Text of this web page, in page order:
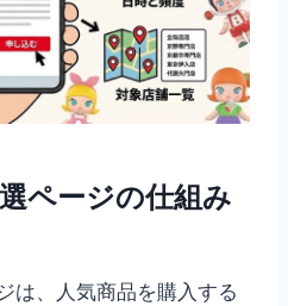
ページの仕組み
は、人気商品を購入する